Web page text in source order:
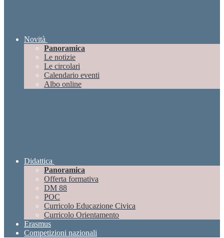
Novità
Panoramica
Le notizie
Le circolari
Calendario eventi
Albo online
Didattica
Panoramica
Offerta formativa
DM 88
POC
Curricolo Educazione Civica
Curricolo Orientamento
Erasmus
Competizioni nazionali